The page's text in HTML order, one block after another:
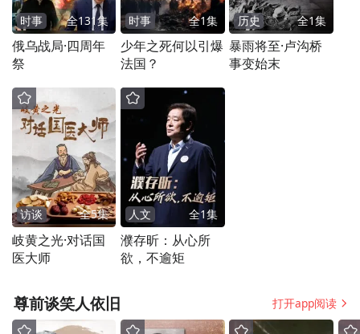
专业人干专业事，
的专业知识应当与案件类型匹配
时事 全131集
俄乌战局·四周年
祭
时事 全1集
少年之死何以引爆
法国？
历史 全1集
暴雨将至·卢沟桥
事变始末
访谈 全5集
岐黄之光·对话国
医大师
人文 全1集
濮存昕：从心所
欲，不逾矩
尊前谈笑人依旧 打开app阅读